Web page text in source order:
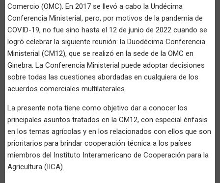
Comercio (OMC). En 2017 se llevó a cabo la Undécima
Conferencia Ministerial, pero, por motivos de la pandemia de
COVID-19, no fue sino hasta el 12 de junio de 2022 cuando se
logró celebrar la siguiente reunión: la Duodécima Conferencia
Ministerial (CM12), que se realizó en la sede de la OMC en
Ginebra. La Conferencia Ministerial puede adoptar decisiones
sobre todas las cuestiones abordadas en cualquiera de los
acuerdos comerciales multilaterales.
La presente nota tiene como objetivo dar a conocer los
principales asuntos tratados en la CM12, con especial énfasis
en los temas agrícolas y en los relacionados con ellos que son
prioritarios para brindar cooperación técnica a los países
miembros del Instituto Interamericano de Cooperación para la
Agricultura (IICA).